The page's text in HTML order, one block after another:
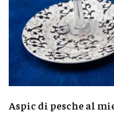
Aspic di pesche al